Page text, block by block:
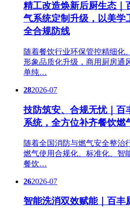
精工改造焕新后厨生态｜
气系统定制升级，以美学
全合规防线
随着餐饮行业环保管控精细化
形象品质化升级，商用厨房通
单纯…
282026-07
技防筑安、合规无忧｜百
系统，全方位补齐餐饮燃
随着全国消防与燃气安全整治
燃气使用合规化、标准化、智
餐饮…
262026-07
智能洗消双效赋能｜百丰